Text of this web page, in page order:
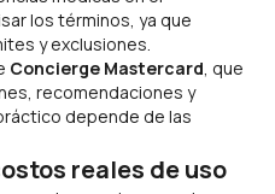
los términos, ya que
y exclusiones.
Concierge Mastercard, que
recomendaciones y
depende de las
reales de uso